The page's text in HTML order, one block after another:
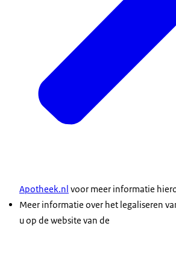
Apotheek.nl voor meer informatie
Meer informatie over het legaliseren
u op de website van de